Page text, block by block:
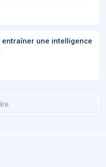
entraîner une intelligence